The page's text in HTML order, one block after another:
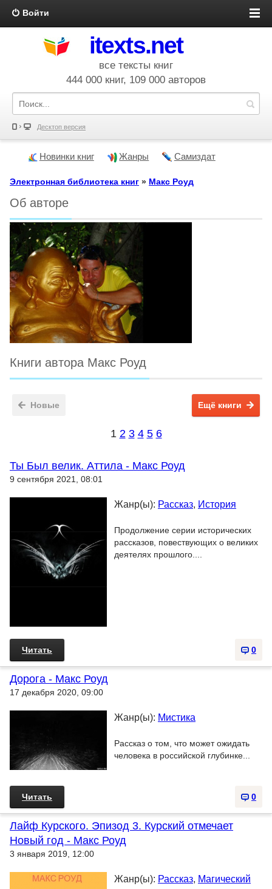
Войти
itexts.net
все тексты книг
444 000 книг, 109 000 авторов
Десктоп версия
Новинки книг Жанры Самиздат
Электронная библиотека книг » Макс Роуд
Об авторе
Книги автора Макс Роуд
Новые Ещё книги
1 2 3 4 5 6
Ты Был велик. Аттила - Макс Роуд
9 сентября 2021, 08:01
Жанр(ы): Рассказ, История
Продолжение серии исторических
рассказов, повествующих о великих
деятелях прошлого....
0
Читать
Дорога - Макс Роуд
17 декабря 2020, 09:00
Жанр(ы): Мистика
Рассказ о том, что может ожидать
человека в российской глубинке...
0
Читать
Лайф Курского. Эпизод 3. Курский отмечает
Новый год - Макс Роуд
3 января 2019, 12:00
Жанр(ы): Рассказ, Магический